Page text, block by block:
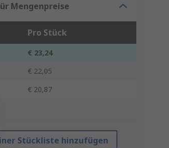
Mengenpreise
Pro Stück
€ 23,24
€ 22,05
€ 20,87
Stückliste hinzufügen